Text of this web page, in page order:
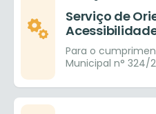
Serviço de
Para o
Municipal n° 324/